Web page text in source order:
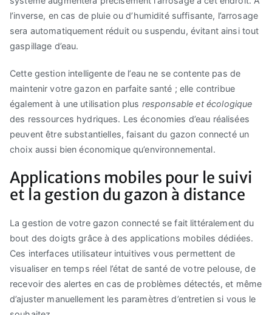
l’inverse, en cas de pluie ou d’humidité suffisante, l’arrosage
sera automatiquement réduit ou suspendu, évitant ainsi tout
gaspillage d’eau.
Cette gestion intelligente de l’eau ne se contente pas de
maintenir votre gazon en parfaite santé ; elle contribue
également à une utilisation plus responsable et écologique
des ressources hydriques. Les économies d’eau réalisées
peuvent être substantielles, faisant du gazon connecté un
choix aussi bien économique qu’environnemental.
Applications mobiles pour le suivi
et la gestion du gazon à distance
La gestion de votre gazon connecté se fait littéralement du
bout des doigts grâce à des applications mobiles dédiées.
Ces interfaces utilisateur intuitives vous permettent de
visualiser en temps réel l’état de santé de votre pelouse, de
recevoir des alertes en cas de problèmes détectés, et même
d’ajuster manuellement les paramètres d’entretien si vous le